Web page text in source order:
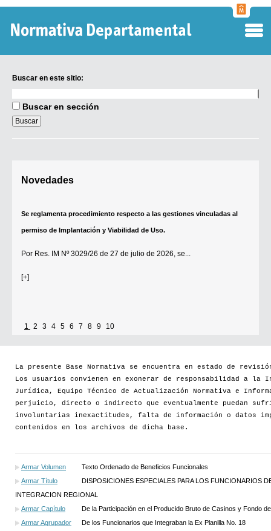
Buscar en este sitio:
en
sitio:
Buscar en sección
Novedades
Se reglamenta procedimiento respecto a las gestiones vinculadas al
PorRes. IM Nº 3029/26de 27 de julio de 2026, se...
Por...
[+]
1 2 3 4 5 6 7 8 9 10
La presente Base Normativa se encuentra en estado de
Los usuarios convienen en exonerar de responsabilidad a la
Jurídica, Equipo Técnico de Actualización Normativa e
perjuicio, directo o indirecto que eventualmente puedan
involuntarias inexactitudes, falta de información o datos
contenidos en los archivos de dicha base.
Armar Volumen
Texto Ordenado de Beneficios Funcionales
Armar Título
DISPOSICIONES ESPECIALES PARA LOS FUNCIONARIOS
INTEGRACION REGIONAL
Armar Capítulo
De la Participación en el Producido Bruto de Casinos y Fondo
Armar Agrupador
De los Funcionarios que Integraban la Ex Planilla No. 18